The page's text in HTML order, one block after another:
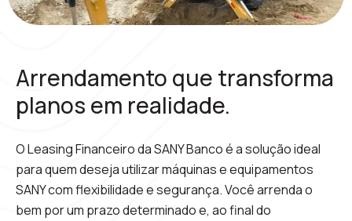
Arrendamento que transforma
planos em realidade.
O Leasing Financeiro da SANY Banco é a solução ideal
para quem deseja utilizar máquinas e equipamentos
SANY com flexibilidade e segurança. Você arrenda o
bem por um prazo determinado e, ao final do